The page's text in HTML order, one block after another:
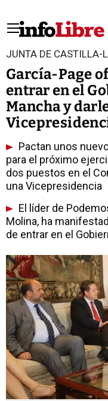
JUNTA DE CASTILLA-
García-Page
entrar en el
Mancha y
Pactan unos
para el próximo
dos puestos en el
una Vicepresidencia
El líder de
Molina, ha
de entrar en el